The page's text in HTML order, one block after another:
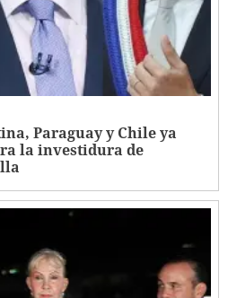
Paraguay y Chile ya
la investidura de